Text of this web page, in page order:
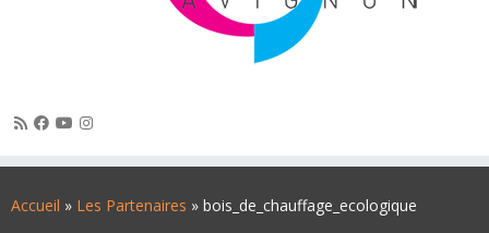
auAccueil » Les Partenaires » bois_de_chauffage_ecologique